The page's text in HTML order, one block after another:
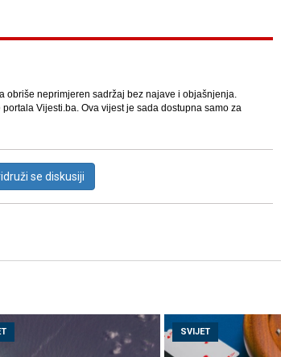
obriše neprimjeren sadržaj bez najave i objašnjenja.
Vijesti.ba. Ova vijest je sada dostupna samo za
se diskusiji
SVIJET